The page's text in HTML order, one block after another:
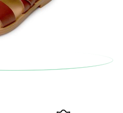
te mandaremos otra talla y te
en unos pocos días!
preocuparte por nada! Puedes
del párrafo anterior y nos